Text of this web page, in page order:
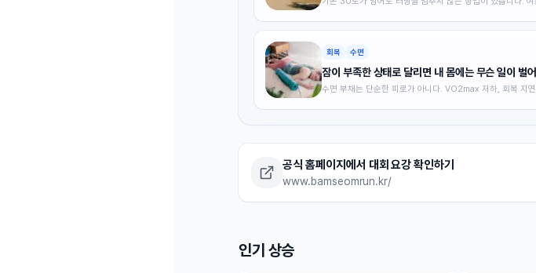
회복 수면
잠이 부족한 상태로 달리면 내 몸에는 무슨 일이 벌
수면 부채는 단순한 피로가 아니다. VO2max 저하, 회복 지
공식 홈페이지에서 대회 요강 확인하기
www.bamseomrun.kr/
인기 상승